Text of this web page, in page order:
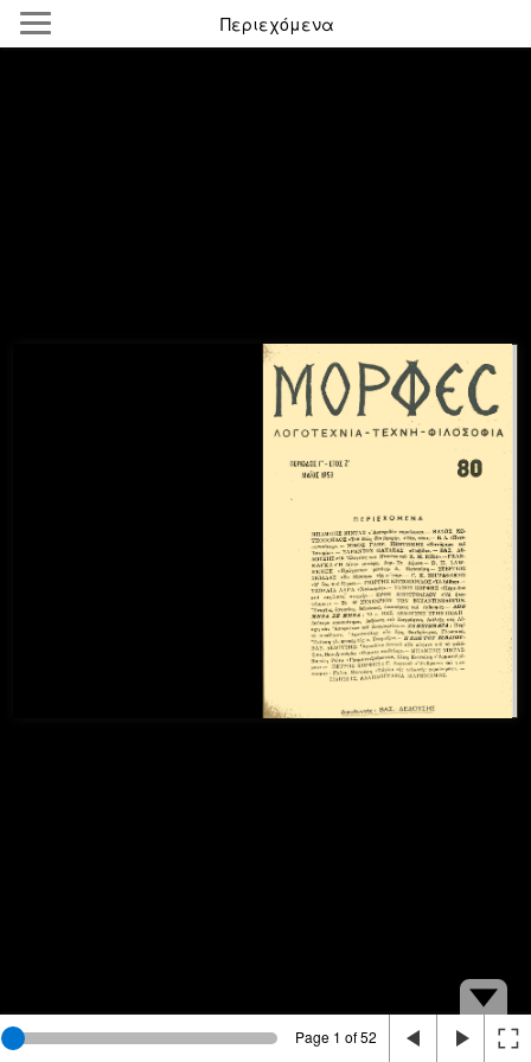
Περιεχόμενα
Page 1 of 52